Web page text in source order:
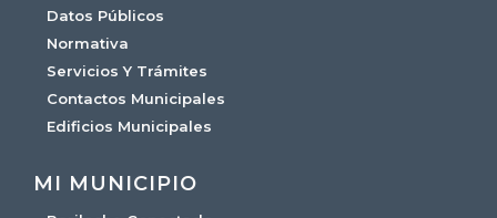
Datos Públicos
Normativa
Servicios Y Trámites
Contactos Municipales
Edificios Municipales
MI MUNICIPIO